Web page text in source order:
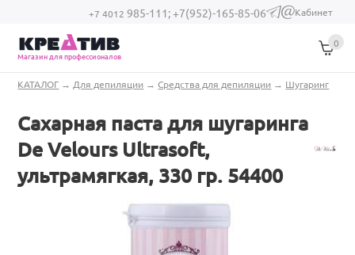
Перейти к основному содержанию
+7 4012 985-111;+7(952)-165-85-06
(link sends e-
Кабинет
Магазин для профессионалов
0
Вы здесь
КАТАЛОГ → Для депиляции →Средства для депиляции → Шугаринг
Сахарная паста для шугаринга
De Velours Ultrasoft,
ультрамягкая, 330 гр. 54400